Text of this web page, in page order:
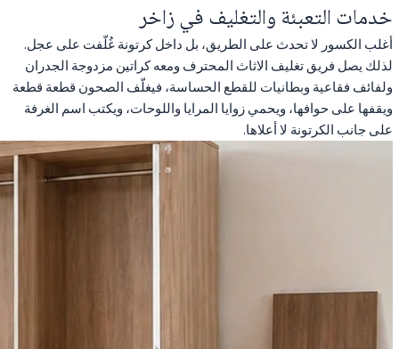
خدمات التعبئة والتغليف في زاخر
أغلب الكسور لا تحدث على الطريق، بل داخل كرتونة غُلّفت على عجل.
لذلك يصل فريق تغليف الاثاث المحترف ومعه كراتين مزدوجة الجدران
ولفائف فقاعية وبطانيات للقطع الحساسة، فيغلّف الصحون قطعة قطعة
ويقفها على حوافها، ويحمي زوايا المرايا واللوحات، ويكتب اسم الغرفة
على جانب الكرتونة لا أعلاها.